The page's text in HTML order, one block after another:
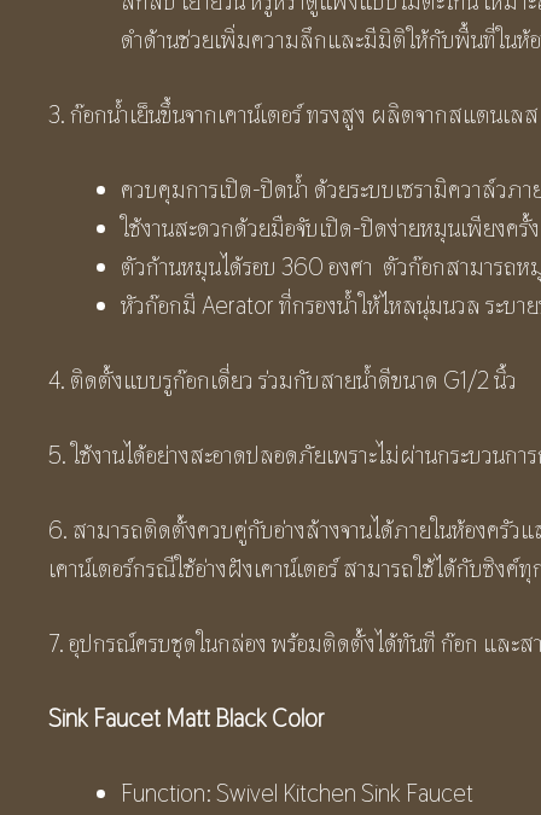
ดำด้านช่วยเพิ่มความลึกและมีมิติให้กับพื้นที่ในห้
3. ก๊อกน้ำเย็นขึ้นจากเคาน์เตอร์ ทรงสูง ผลิตจากสแตนเล
ควบคุมการเปิด-ปิดน้ำ ด้วยระบบเซรามิควาล์วภ
ใช้งานสะดวกด้วยมือจับเปิด-ปิดง่ายหมุนเพียงค
ตัวก้านหมุนได้รอบ 360 องศา ตัวก๊อกสามารถห
หัวก๊อกมี Aerator ที่กรองน้ำให้ไหลนุ่มนวล ระบา
4. ติดตั้งแบบรูก๊อกเดี่ยว ร่วมกับสายน้ำดีขนาด G1/2 นิ้ว
5. ใช้งานได้อย่างสะอาดปลอดภัยเพราะไม่ผ่านกระบวนก
6. สามารถติดตั้งควบคู่กับอ่างล้างจานได้ภายในห้องครัว
เคาน์เตอร์กรณีใช้อ่างฝังเคาน์เตอร์ สามารถใช้ได้กับซิงค์
7. อุปกรณ์ครบชุดในกล่อง พร้อมติดตั้งได้ทันที ก๊อก และ
Sink Faucet Matt Black Color
Function: Swivel Kitchen Sink Faucet